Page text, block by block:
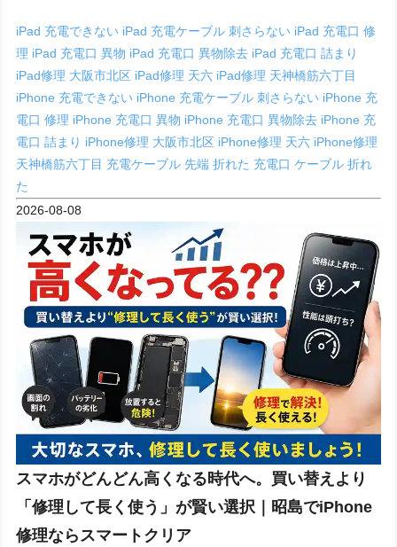
iPad 充電できない iPad 充電ケーブル 刺さらない iPad 充電口 修
理 iPad 充電口 異物 iPad 充電口 異物除去 iPad 充電口 詰まり
iPad修理 大阪市北区 iPad修理 天六 iPad修理 天神橋筋六丁目
iPhone 充電できない iPhone 充電ケーブル 刺さらない iPhone 充
電口 修理 iPhone 充電口 異物 iPhone 充電口 異物除去 iPhone 充
電口 詰まり iPhone修理 大阪市北区 iPhone修理 天六 iPhone修理
天神橋筋六丁目 充電ケーブル 先端 折れた 充電口 ケーブル 折れ
た
2026-08-08
スマホがどんどん高くなる時代へ。買い替えより
「修理して長く使う」が賢い選択｜昭島でiPhone
修理ならスマートクリア